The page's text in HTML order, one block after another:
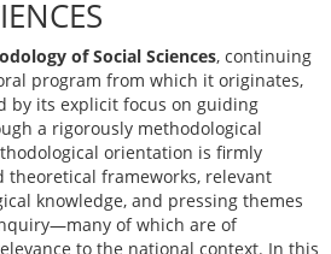
of Social Sciences, continuing
program from which it originates,
by its explicit focus on guiding
a rigorously methodological
orientation is firmly
frameworks, relevant
knowledge, and pressing themes
of which are of
to the national context. In this